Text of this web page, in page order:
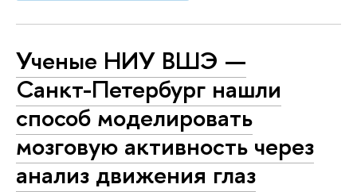
Ученые НИУ ВШЭ —
Санкт-Петербург нашли
способ моделировать
мозговую активность через
анализ движения глаз